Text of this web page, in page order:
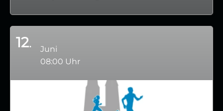
12
Juni
08:00 Uhr